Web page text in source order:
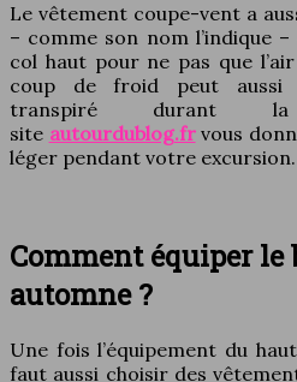
Le vêtement coupe-vent a
– comme son nom l’indique
col haut pour ne pas que
coup de froid peut aussi
transpiré durant
site autourdublog.frvous
léger pendant votre excursion.
Comment équiper le
automne ?
Une fois l’équipement du
faut aussi choisir des